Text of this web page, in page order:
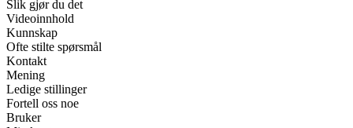
Slik gjør du det
Videoinnhold
Kunnskap
Ofte stilte spørsmål
Kontakt
Mening
Ledige stillinger
Fortell oss noe
Bruker